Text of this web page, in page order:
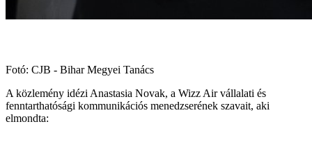
Fotó: CJB - Bihar Megyei Tanács
A közlemény idézi Anastasia Novak, a Wizz Air vállalati és
fenntarthatósági kommunikációs menedzserének szavait, aki
elmondta: